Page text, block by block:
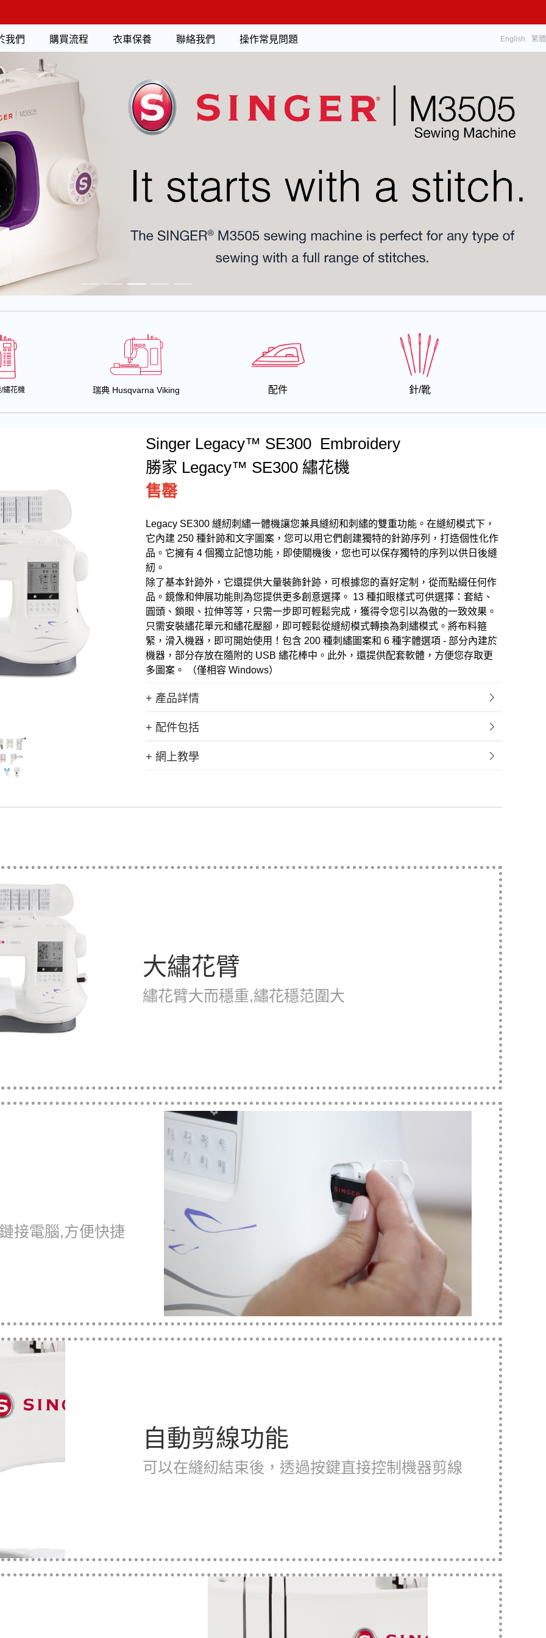
我們 購買流程 衣車保養 聯絡我們 操作常見問題 English 繁體
繡花機 瑞典 Husqvarna Viking 配件 針/靴
Singer Legacy™ SE300 Embroidery
勝家 Legacy™ SE300 繡花機
售罄
Legacy SE300 縫紉刺繡一體機讓您兼具縫紉和刺繡的雙重功能。在縫紉模式下，
它內建 250 種針跡和文字圖案，您可以用它們創建獨特的針跡序列，打造個性化作
品。它擁有 4 個獨立記憶功能，即使關機後，您也可以保存獨特的序列以供日後縫
紉。
除了基本針跡外，它還提供大量裝飾針跡，可根據您的喜好定制，從而點綴任何作
品。鏡像和伸展功能則為您提供更多創意選擇。 13 種扣眼樣式可供選擇：套結、
圓頭、鎖眼、拉伸等等，只需一步即可輕鬆完成，獲得令您引以為傲的一致效果。
只需安裝繡花單元和繡花壓腳，即可輕鬆從縫紉模式轉換為刺繡模式。將布料箍
緊，滑入機器，即可開始使用！包含 200 種刺繡圖案和 6 種字體選項 - 部分內建於
機器，部分存放在隨附的 USB 繡花棒中。此外，還提供配套軟體，方便您存取更
多圖案。 （僅相容 Windows）
+ 產品詳情
+ 配件包括
+ 網上教學
大繡花臂
繡花臂大而穩重,繡花穩范圍大
接電腦,方便快捷
自動剪線功能
可以在縫紉結束後，透過按鍵直接控制機器剪線